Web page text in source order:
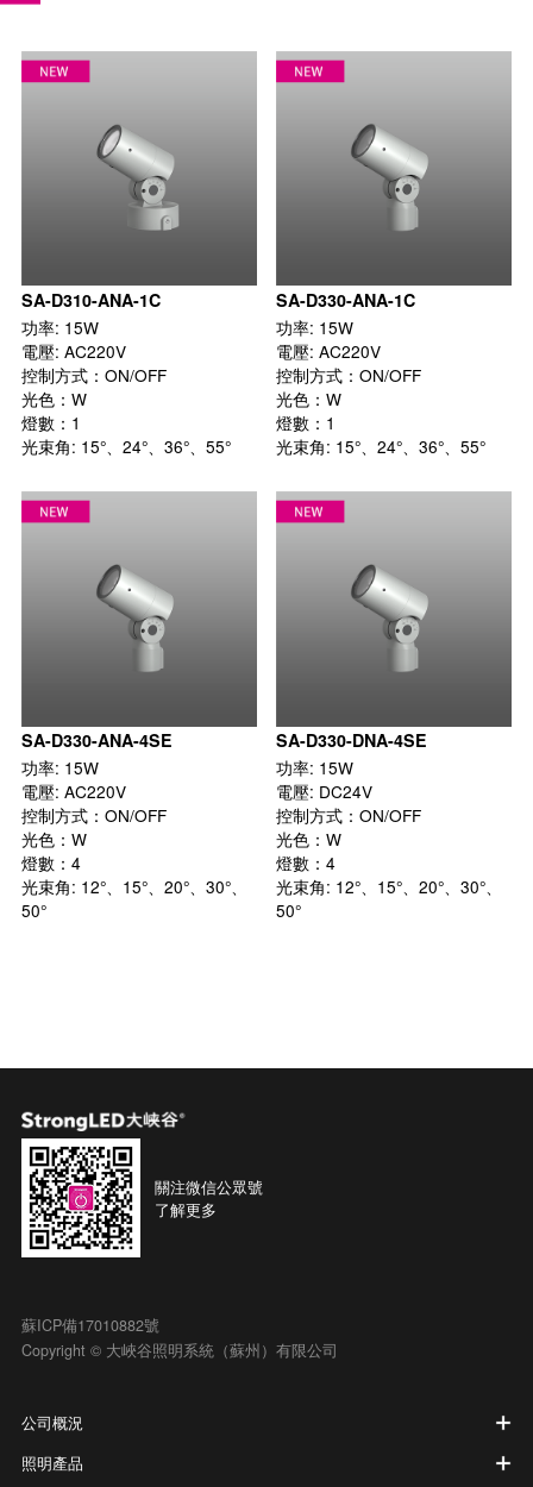
SA-D310-ANA-1C
功率: 15W
電壓: AC220V
控制方式：ON/OFF
光色：W
燈數：1
光束角: 15°、24°、36°、55°
SA-D330-ANA-1C
功率: 15W
電壓: AC220V
控制方式：ON/OFF
光色：W
燈數：1
光束角: 15°、24°、36°、55°
SA-D330-ANA-4SE
功率: 15W
電壓: AC220V
控制方式：ON/OFF
光色：W
燈數：4
光束角: 12°、15°、20°、30°、
50°
SA-D330-DNA-4SE
功率: 15W
電壓: DC24V
控制方式：ON/OFF
光色：W
燈數：4
光束角: 12°、15°、20°、30°、
50°
關注微信公眾號
了解更多
蘇ICP備17010882號
Copyright © 大峽谷照明系統（蘇州）有限公司
公司概況
照明產品